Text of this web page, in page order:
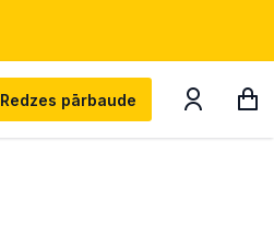
Redzes pārbaude